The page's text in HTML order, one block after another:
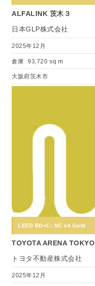
ALFALINK 茨木３
日本GLP株式会社
2025年12月
倉庫 93,720 sq m
大阪府茨木市
LEED BD+C: NC v4 Gold
TOYOTA ARENA TOKYO
トヨタ不動産株式会社
2025年12月